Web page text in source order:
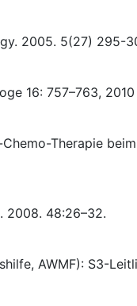
2005. 5(27) 295-
16: 757–763, 2010
Therapie beim
2008. 48:26–32.
AWMF): S3-